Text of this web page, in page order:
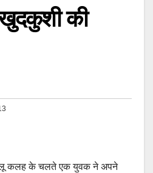
की
कलह के चलते एक युवक ने अपने